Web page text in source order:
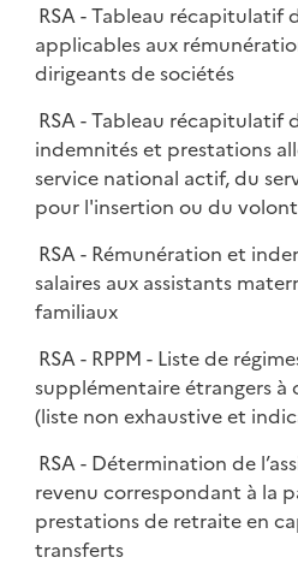
RSA - Tableau récapitulatif
applicables aux
dirigeants de sociétés
RSA - Tableau récapitulatif
indemnités et prestations
service national actif, du
pour l'insertion ou du
RSA - Rémunération et
salaires aux assistants
familiaux
RSA - RPPM - Liste de
supplémentaire étrangers
(liste non exhaustive et
RSA - Détermination de
revenu correspondant à la
prestations de retraite en
transferts